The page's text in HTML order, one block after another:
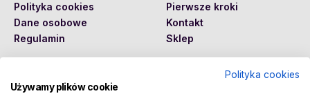
Polityka cookies
Dane osobowe
Regulamin
Pierwsze kroki
Kontakt
Sklep
Copyright © 2026 Wydawnictwa Szkolne i Pedagogiczne
Polityka cookies
Używamy plików cookie